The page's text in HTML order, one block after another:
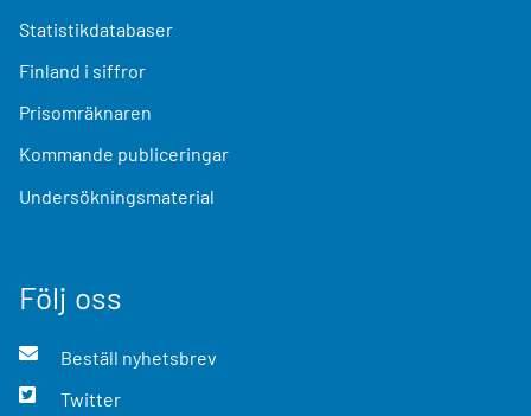
Statistikdatabaser
Finland i siffror
Prisomräknaren
Kommande publiceringar
Undersökningsmaterial
Följ oss
Beställ nyhetsbrev
Twitter